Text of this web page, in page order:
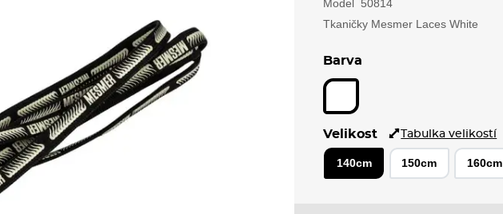
Model 50814
Tkaničky Mesmer Laces White
Barva
Velikost Tabulka velikostí
140cm 150cm 160cm